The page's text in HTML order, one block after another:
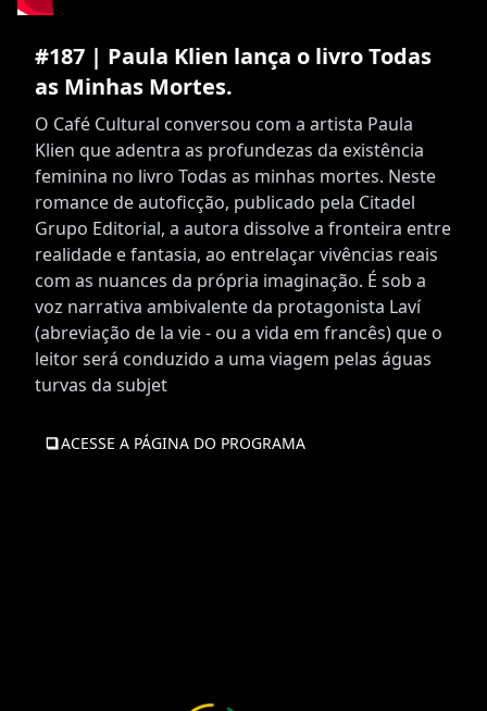
#187 | Paula Klien lança o livro Todas
as Minhas Mortes.
O Café Cultural conversou com a artista Paula
Klien que adentra as profundezas da existência
feminina no livro Todas as minhas mortes. Neste
romance de autoficção, publicado pela Citadel
Grupo Editorial, a autora dissolve a fronteira entre
realidade e fantasia, ao entrelaçar vivências reais
com as nuances da própria imaginação. É sob a
voz narrativa ambivalente da protagonista Laví
(abreviação de la vie - ou a vida em francês) que o
leitor será conduzido a uma viagem pelas águas
turvas da subjet
ACESSE A PÁGINA DO PROGRAMA